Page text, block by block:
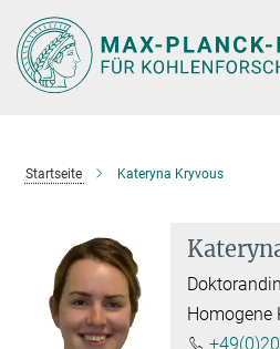
Hauptinhalt
Startseite Kateryna Kryvous
Doktorandin
Homogene